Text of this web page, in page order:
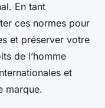
En tant
ces normes pour
et préserver votre
de l’homme
et
marque.